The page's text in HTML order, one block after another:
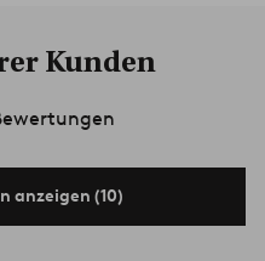
Kunden
anzeigen (10)